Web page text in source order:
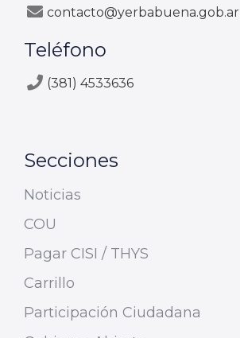
contacto@yerbabuena.gob.ar
Teléfono
(381) 4533636
Secciones
Noticias
COU
Pagar CISI / THYS
Carrillo
Participación Ciudadana